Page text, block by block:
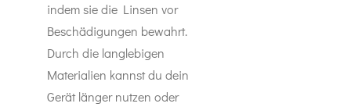
indem sie die Linsen vor
Beschädigungen bewahrt.
Durch die langlebigen
Materialien kannst du dein
Gerät länger nutzen oder